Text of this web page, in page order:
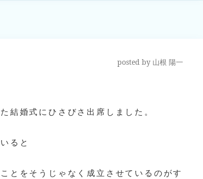
posted by 山根 陽一
結婚式にひさびさ出席しました。
ると
とをそうじゃなく成立させているのがす